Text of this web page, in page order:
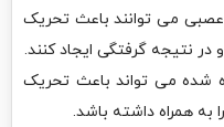
می توانند باعث تحریک
در نتیجه گرفتگی ایجاد کنند.
شده می تواند باعث تحریک
به همراه داشته باشد.